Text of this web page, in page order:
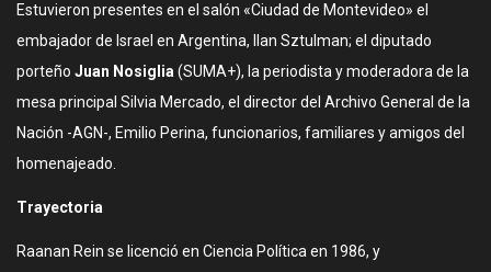
Estuvieron presentes en el salón «Ciudad de Montevideo» el
embajador de Israel en Argentina, Ilan Sztulman; el diputado
porteño Juan Nosiglia (SUMA+), la periodista y moderadora de la
mesa principal Silvia Mercado, el director del Archivo General de la
Nación -AGN-, Emilio Perina, funcionarios, familiares y amigos del
homenajeado.
Trayectoria
Raanan Rein se licenció en Ciencia Política en 1986, y